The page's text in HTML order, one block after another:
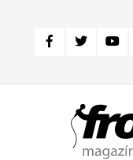
hlavnímu